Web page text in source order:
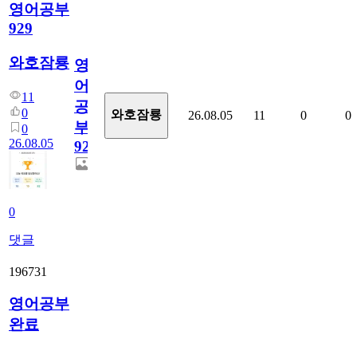
영어공부
929
와호잠룡
11
0
0
26.08.05
0
댓글
영
어
공
부
929
와호잠룡 26.08.05 11 0 0
196731
영어공부
완료